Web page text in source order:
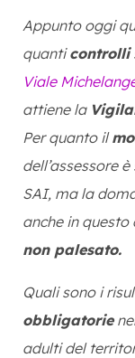
Appunto oggi
quanticontrolli
Viale
attiene la
Per quanto il
dell’assessore
SAI, ma la
anche in questo
non palesato.
Quali sono i
obbligatorie
adulti del